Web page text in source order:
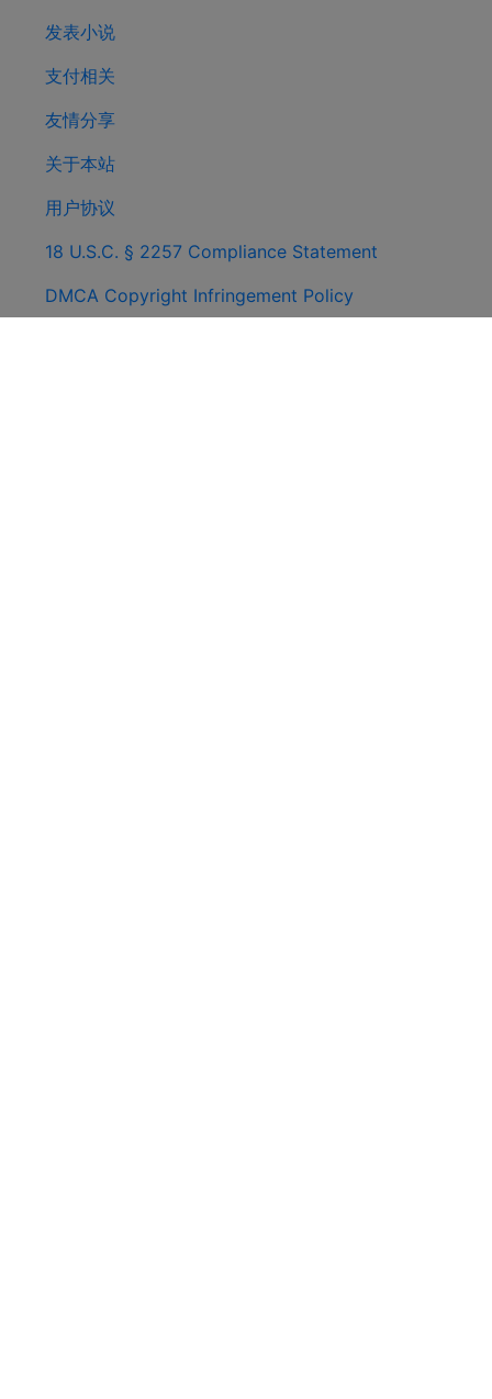
发表小说
支付相关
友情分享
关于本站
用户协议
18 U.S.C. § 2257 Compliance Statement
DMCA Copyright Infringement Policy